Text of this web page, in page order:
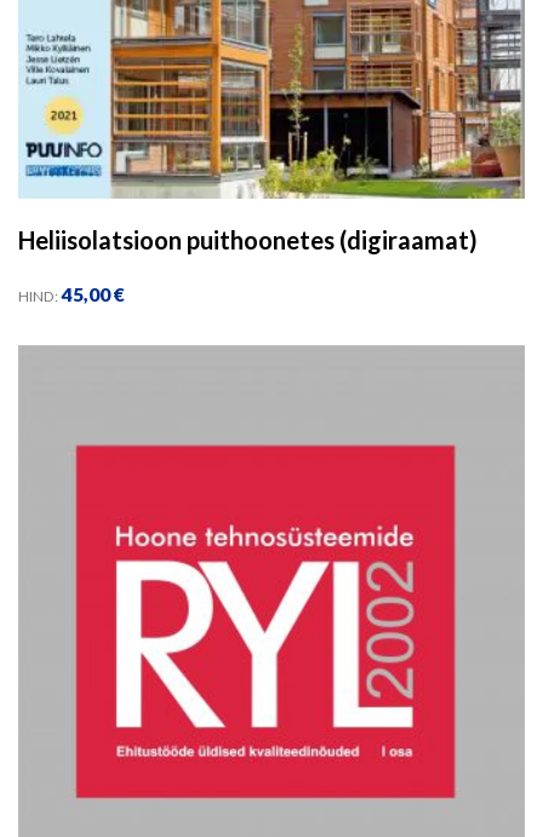
Heliisolatsioon puithoonetes (digiraamat)
HIND: 45,00€